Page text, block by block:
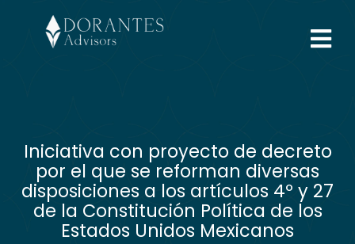
Iniciativa con proyecto de decreto
por el que se reforman diversas
disposiciones a los artículos 4º y 27
de la Constitución Política de los
Estados Unidos Mexicanos